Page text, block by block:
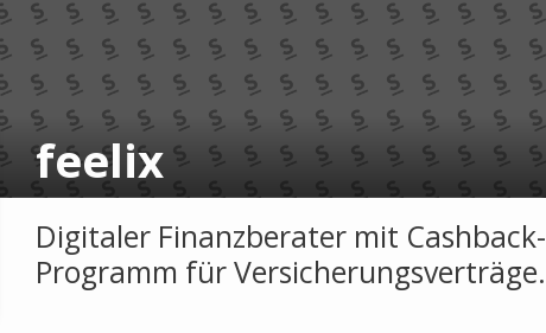
feelix
Digitaler Finanzberater mit Cashback-
Programm für Versicherungsverträge.